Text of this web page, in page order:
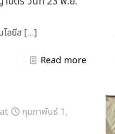
โลยีส […]
Read more
at
กุมภาพันธ์ 1,